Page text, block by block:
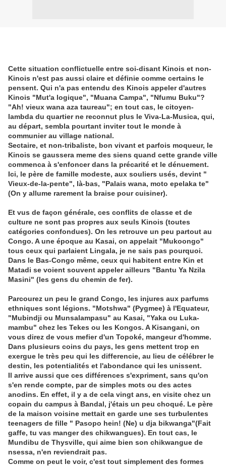
Cette situation conflictuelle entre soi-disant Kinois et non-
Kinois n'est pas aussi claire et définie comme certains le
pensent. Qui n'a pas entendu des Kinois appeler d'autres
Kinois "Mut'a logique", "Muana Campa", "Nfumu Buku"?
"Ah! vieux wana aza taureau"; en tout cas, le citoyen-
lambda du quartier ne reconnut plus le Viva-La-Musica, qui,
au départ, sembla pourtant inviter tout le monde à
communier au village national.
Sectaire, et non-tribaliste, bon vivant et parfois moqueur, le
Kinois se gaussera meme des siens quand cette grande ville
commenca à s'enfoncer dans la précarité et le dénuement.
Ici, le père de famille modeste, aux souliers usés, devint "
Vieux-de-la-pente", là-bas, "Palais wana, moto epelaka te"
(On y allume rarement la braise pour cuisiner).
Et vus de façon générale, ces conflits de classe et de
culture ne sont pas propres aux seuls Kinois (toutes
catégories confondues). On les retrouve un peu partout au
Congo. A une époque au Kasai, on appelait "Mukoongo"
tous ceux qui parlaient Lingala, je ne sais pas pourquoi.
Dans le Bas-Congo même, ceux qui habitent entre Kin et
Matadi se voient souvent appeler ailleurs "Bantu Ya Nzila
Masini" (les gens du chemin de fer).
Parcourez un peu le grand Congo, les injures aux parfums
ethniques sont légions. "Motshwa" (Pygmee) à l'Equateur,
"Mubindji ou Munsalampasu" au Kasai, "Yaka ou Luka-
mambu" chez les Tekes ou les Kongos. A Kisangani, on
vous direz de vous mefier d'un Topoké, mangeur d'homme.
Dans plusieurs coins du pays, les gens mettent trop en
exergue le très peu qui les differencie, au lieu de célébrer le
destin, les potentialités et l'abondance qui les unissent.
Il arrive aussi que ces différences s'expriment, sans qu'on
s'en rende compte, par de simples mots ou des actes
anodins. En effet, il y a de cela vingt ans, en visite chez un
copain du campus à Bandal, j'étais un peu choqué. Le père
de la maison voisine mettait en garde une ses turbulentes
teenagers de fille " Pasopo hein! (Ne) u dja bikwanga"(Fait
gaffe, tu vas manger des chikwangues). En tout cas, le
Mundibu de Thysville, qui aime bien son chikwangue de
nsessa, n'en reviendrait pas.
Comme on peut le voir, c'est tout simplement des formes